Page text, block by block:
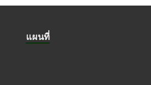
แผนที่